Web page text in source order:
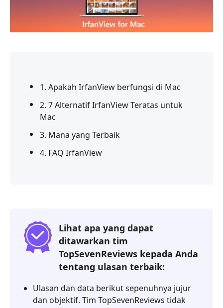
1. Apakah IrfanView berfungsi di Mac
2. 7 Alternatif IrfanView Teratas untuk
Mac
3. Mana yang Terbaik
4. FAQ IrfanView
Lihat apa yang dapat
ditawarkan tim
TopSevenReviews kepada Anda
tentang ulasan terbaik:
Ulasan dan data berikut sepenuhnya jujur
dan objektif. Tim TopSevenReviews tidak